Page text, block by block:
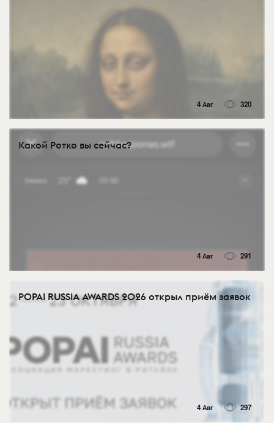
4 Авг 320
Какой Ротко вы сейчас?
4 Авг 291
POPAI RUSSIA AWARDS 2026 открыл приём заявок
4 Авг 297